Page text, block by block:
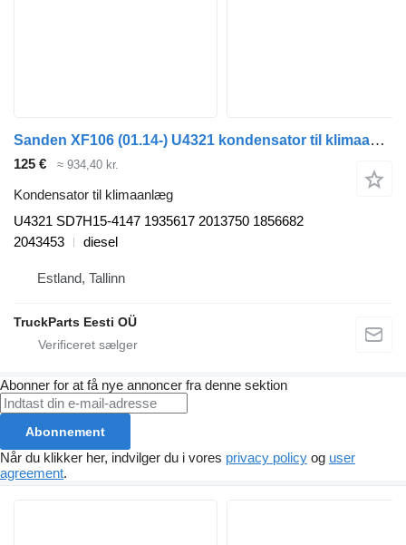
Sanden XF106 (01.14-) U4321 kondensator til klimaanlæg til DAF XF106 (2014-) trækker
125 € ≈ 934,40 kr.
Kondensator til klimaanlæg
U4321 SD7H15-4147 1935617 2013750 1856682
2043453
diesel
Estland, Tallinn
TruckParts Eesti OÜ
Abonner for at få nye annoncer fra denne sektion
Abonnement
Når du klikker her, indvilger du i vores privacy policy og user
agreement.